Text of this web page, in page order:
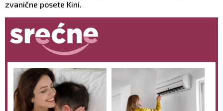
zvanične posete Kini.